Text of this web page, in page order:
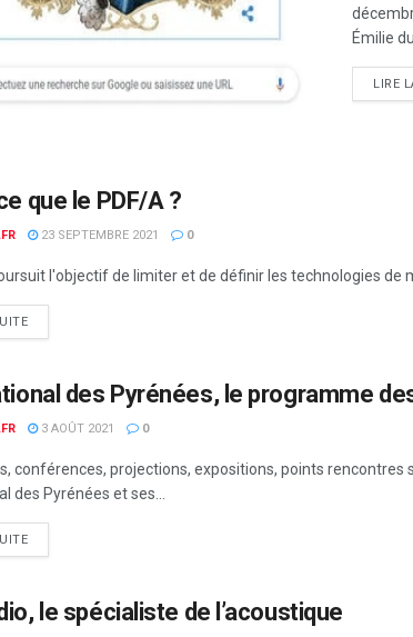
Émilie
LIRE
que le PDF/A ?
23 SEPTEMBRE 2021 0
l'objectif de limiter et de définir les technologies de
DETAILS
des Pyrénées, le programme
3 AOÛT 2021 0
conférences, projections, expositions, points
des Pyrénées et ses...
DETAILS
le spécialiste de l’acoustique